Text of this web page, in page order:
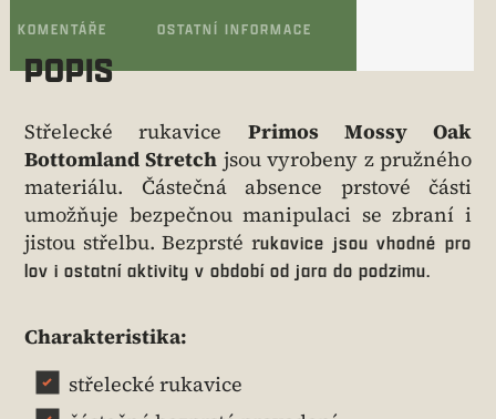
KOMENTÁŘE OSTATNÍ INFORMACE
POPIS
Střelecké rukavice Primos Mossy Oak
Bottomland Stretch jsou vyrobeny z pružného
materiálu. Částečná absence prstové části
umožňuje bezpečnou manipulaci se zbraní i
jistou střelbu. Bezprsté rukavice jsou vhodné pro
lov i ostatní aktivity v období od jara do podzimu.
Charakteristika:
střelecké rukavice